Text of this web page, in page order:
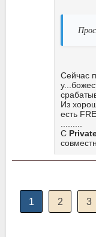
Сейчас
Из
есть
С
1 2 3